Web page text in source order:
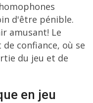
d'être pénible.
amusant! Le
confiance, où se
du jeu et de
en jeu